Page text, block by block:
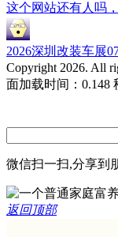
这个网站还有人吗
2026深圳改装车展
Copyright 2026. All
面加载时间：0.148
微信扫一扫,分享到
返回顶部